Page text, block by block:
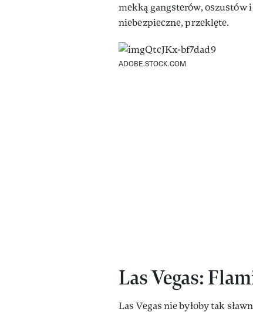
mekką gangsterów, oszustów
niebezpieczne, przeklęte.
ADOBE.STOCK.COM
Las Vegas:
Las Vegas nie byłoby tak